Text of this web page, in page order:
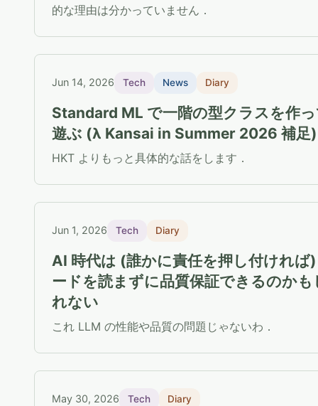
的な理由は分かっていません．
Jun 14, 2026 Tech News Diary
Standard ML で一階の型クラスを作
遊ぶ (λ Kansai in Summer 2026 補足)
HKT よりもっと具体的な話をします．
Jun 1, 2026 Tech Diary
AI 時代は (誰かに責任を押し付ければ
ードを読まずに品質保証できるのかも
れない
これ LLM の性能や品質の問題じゃないわ．
May 30, 2026 Tech Diary